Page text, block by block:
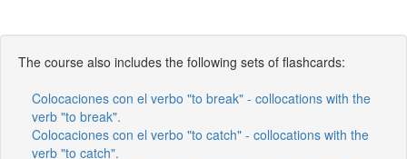
The course also includes the following sets of flashcards:
Colocaciones con el verbo "to break" - collocations with the
verb "to break".
Colocaciones con el verbo "to catch" - collocations with the
verb "to catch".